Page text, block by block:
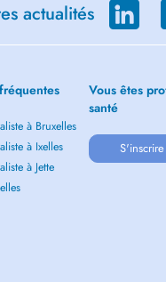
actualités
à Bruxelles
à Ixelles
à Jette
Vous êtes
santé